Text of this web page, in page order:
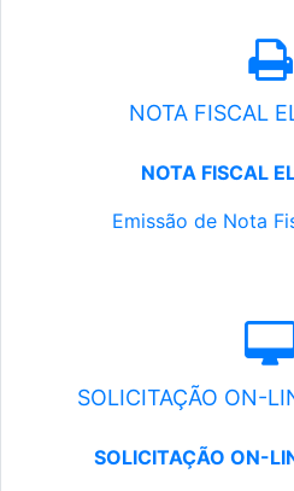
NOTA FISCAL
NOTA FISCAL
Emissão de Nota
SOLICITAÇÃO ON-
SOLICITAÇÃO ON-